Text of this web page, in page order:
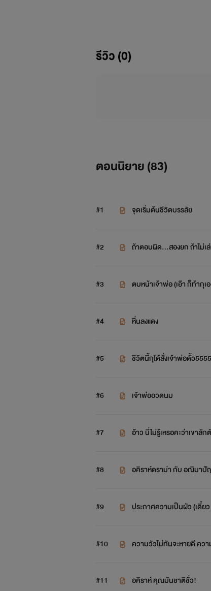
คือนี่
รีวิว (0)
ตอนนิยาย (83)
#1 จุดเริ่มต้นชีวิตบรรลัย
#2 ถ้าตอบผิด...สองยก ถ้าไม่เ
#3 ตบหน้าเจ้าพ่อ (เอ๊า ก็ท้ากุเ
#4 หื่นลงแดง
#5 ชีวิตนี้กุได้สั่งเจ้าพ่อดั้ว
#6 เจ้าพ่ออวดนม
#7 อ้าว นี่ไม่รู้เหรอคะว่าเขาลั
#8 อคิราห์ดราม่า กับ อณิมา
#9 ประกาศความเป็นผัว (เดี๋
#10 ความวัวไม่ทันจะหายดี คว
#11 อคิราห์ คุณมันชาติชั่ว!